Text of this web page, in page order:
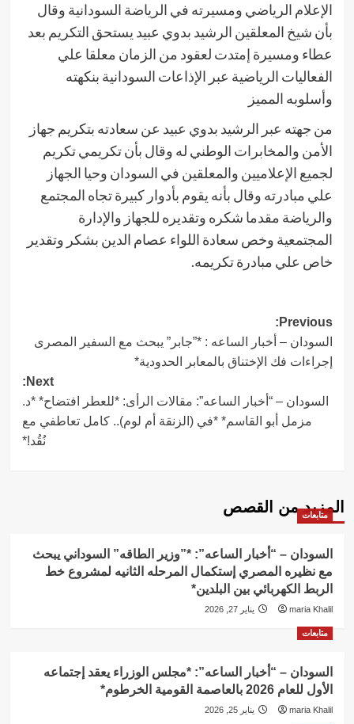
الإعلام الرياضي ومسيرته في الرياضة السودانية وقال
بأن شيخ المعلقين الرشيد بدوي عبيد يستحق التكريم بعد
عطاء ومسيرة إمتدت لعقود من الزمان معلقا علي
الفعاليات الرياضية عبر الإذاعات السودانية بنكهته
وأسلوبه المميز
من جهته عبر الرشيد بدوي عبيد عن سعادته بتكريم جهاز
الأمن والمخابرات الوطني له وقال بأن تكريمي تكريم
لجميع الإعلاميين والمعلقين في السودان وحيا الجهاز
علي مبادرته وقال بأنه يقوم بأدوار كبيرة تجاه المجتمع
والرياضة مقدما شكره وتقديره للجهاز والإدارة
المجتمعية وخص سعادة اللواء عصام الدين بشكر وتقدير
خاص علي مبادرة تكريمه.
Post
navigation
Previous:
السودان – أخبار الساعه : *”جابر” يبحث مع السفير المصرى
إجراءات فك الإختناق بالمعابر الحدودية*
Next:
السودان – “أخبار الساعه”: مقالات الرأى: *للعطر افتضاح* *د.
مزمل أبو القاسم* *في (الزنقة أم لوم).. كامل تعاطفي مع
نُقُد!*
المزيد من القصص
متابعات
السودان – “أخبار الساعه”: *”وزير الطاقه” السوداني يبحث
مع نظيره المصري إستكمال المرحله الثانيه لمشروع خط
الربط الكهربائي بين البلدين*
maria Khalil يناير 27, 2026
متابعات
السودان – “أخبار الساعه”: *مجلس الوزراء يعقد إجتماعه
الأول للعام 2026 بالعاصمة القومية الخرطوم*
maria Khalil يناير 25, 2026